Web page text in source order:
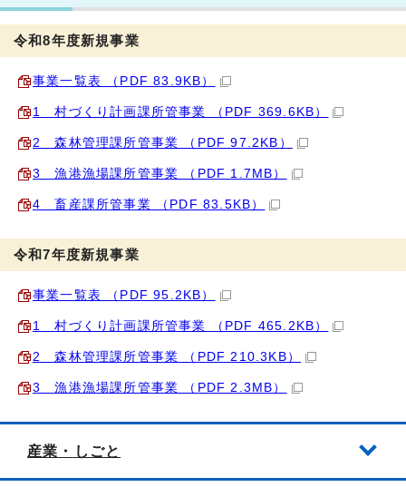
令和8年度新規事業
事業一覧表 （PDF 83.9KB）
1 村づくり計画課所管事業 （PDF 369.6KB）
2 森林管理課所管事業 （PDF 97.2KB）
3 漁港漁場課所管事業 （PDF 1.7MB）
4 畜産課所管事業 （PDF 83.5KB）
令和7年度新規事業
事業一覧表 （PDF 95.2KB）
1 村づくり計画課所管事業 （PDF 465.2KB）
2 森林管理課所管事業 （PDF 210.3KB）
3 漁港漁場課所管事業 （PDF 2.3MB）
産業・しごと